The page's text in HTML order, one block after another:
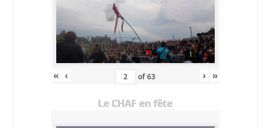
« ‹ of63 › »
Le CHAF en fête